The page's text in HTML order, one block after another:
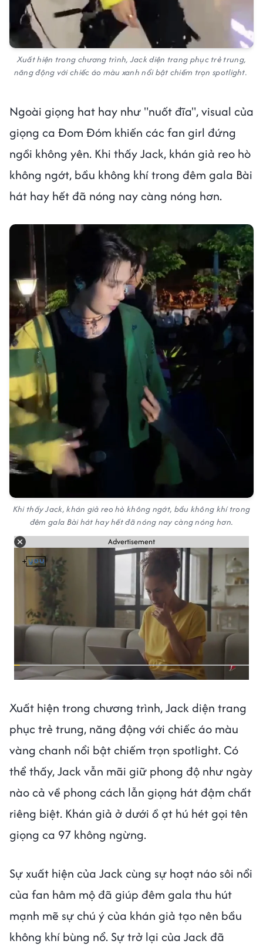
Xuất hiện trong chương trình, Jack diện trang phục trẻ trung,
năng động với chiếc áo màu xanh nổi bật chiếm trọn spotlight.
Ngoài giọng hat hay như "nuốt đĩa", visual của
giọng ca Đom Đóm khiến các fan girl đứng
ngồi không yên. Khi thấy Jack, khán giả reo hò
không ngớt, bầu không khí trong đêm gala Bài
hát hay hết đã nóng nay càng nóng hơn.
Khi thấy Jack, khán giả reo hò không ngớt, bầu không khí trong
đêm gala Bài hát hay hết đã nóng nay càng nóng hơn.
Advertisement
Xuất hiện trong chương trình, Jack diện trang
phục trẻ trung, năng động với chiếc áo màu
vàng chanh nổi bật chiếm trọn spotlight. Có
thể thấy, Jack vẫn mãi giữ phong độ như ngày
nào cả về phong cách lẫn giọng hát đậm chất
riêng biệt. Khán giả ở dưới ồ ạt hú hét gọi tên
giọng ca 97 không ngừng.
Sự xuất hiện của Jack cùng sự hoạt náo sôi nổi
của fan hâm mộ đã giúp đêm gala thu hút
mạnh mẽ sự chú ý của khán giả tạo nên bầu
không khí bùng nổ. Sự trở lại của Jack đã